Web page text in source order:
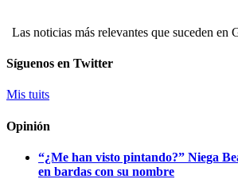
Las noticias más relevantes que suceden en
Síguenos en Twitter
Mis tuits
Opinión
“¿Me han visto pintando?” Niega
en bardas con su nombre